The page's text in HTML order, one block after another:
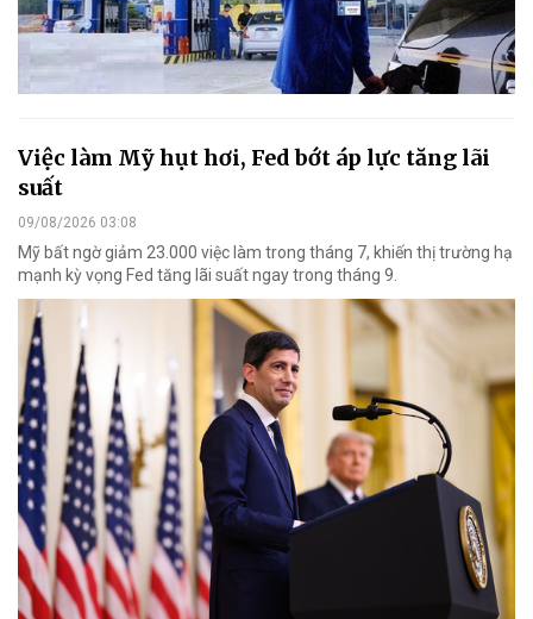
Việc làm Mỹ hụt hơi, Fed bớt áp lực tăng lãi
suất
09/08/2026 03:08
Mỹ bất ngờ giảm 23.000 việc làm trong tháng 7, khiến thị trường hạ
mạnh kỳ vọng Fed tăng lãi suất ngay trong tháng 9.